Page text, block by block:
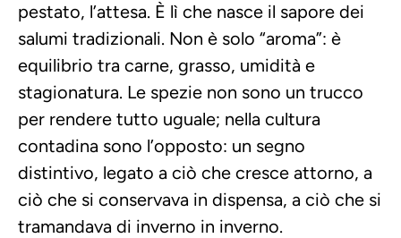
pestato, l’attesa. È lì che nasce il sapore dei
salumi tradizionali. Non è solo “aroma”: è
equilibrio tra carne, grasso, umidità e
stagionatura. Le spezie non sono un trucco
per rendere tutto uguale; nella cultura
contadina sono l’opposto: un segno
distintivo, legato a ciò che cresce attorno, a
ciò che si conservava in dispensa, a ciò che si
tramandava di inverno in inverno.